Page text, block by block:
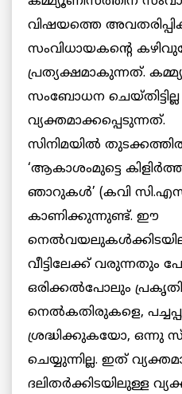
വിഷയത്തെ
സംവിധായകന്റെ
പ്രത്യക്ഷമാകുന്നത്.
സംബോധന
വ്യക്തമാക്കപ്പെടുന്നത്.
സിനിമയില്‍
‘ആകാശംമുട്ടെ
ഞാറുകള്‍’ (കവി
കാണിക്കുന്നുണ്ട്. ഈ
വീട്ടിലേക്ക് വരുന്നതും
ഒരിക്കല്‍പോലും
നെല്‍കതിരുകളെ,
ശ്രദ്ധിക്കുകയോ, ഒന്നു
ചെയ്യുന്നില്ല. ഇത്
ദലിതര്‍ക്കിടയിലുള്ള